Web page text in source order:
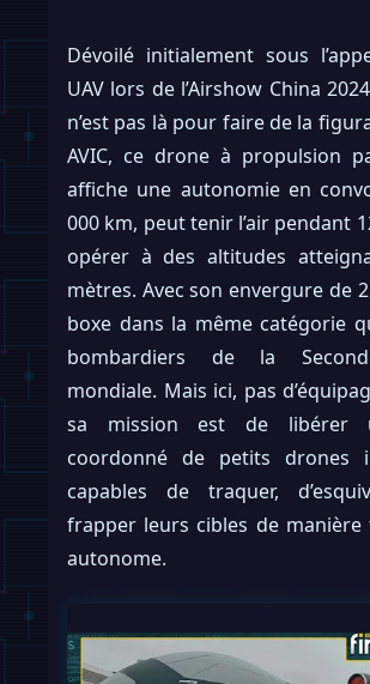
Dévoilé initialement sous
UAV lors de l’Airshow China
n’est pas là pour faire de la
AVIC, ce drone à propulsion
affiche une autonomie en
000 km, peut tenir l’air pendant
opérer à des altitudes
mètres. Avec son envergure de
boxe dans la même catégorie
bombardiers de la
mondiale. Mais ici, pas
sa mission est de libérer
coordonné de petits drones
capables de traquer,
frapper leurs cibles de manière
autonome.